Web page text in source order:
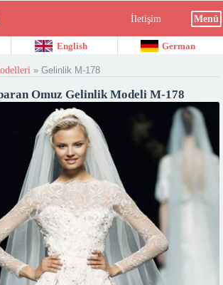
İletişim Menü
English German
» Gelinlik M-178
Omuz Gelinlik Modeli M-178